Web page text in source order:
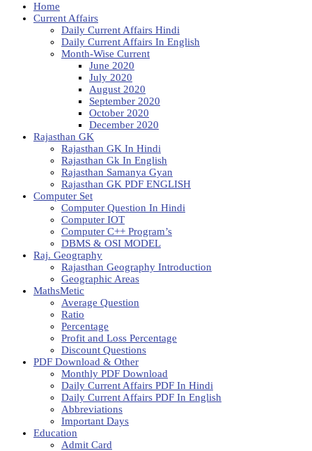
Home
Current Affairs
Daily Current Affairs Hindi
Daily Current Affairs In English
Month-Wise Current
June 2020
July 2020
August 2020
September 2020
October 2020
December 2020
Rajasthan GK
Rajasthan GK In Hindi
Rajasthan Gk In English
Rajasthan Samanya Gyan
Rajasthan GK PDF ENGLISH
Computer Set
Computer Question In Hindi
Computer IOT
Computer C++ Program’s
DBMS & OSI MODEL
Raj. Geography
Rajasthan Geography Introduction
Geographic Areas
MathsMetic
Average Question
Ratio
Percentage
Profit and Loss Percentage
Discount Questions
PDF Download & Other
Monthly PDF Download
Daily Current Affairs PDF In Hindi
Daily Current Affairs PDF In English
Abbreviations
Important Days
Education
Admit Card